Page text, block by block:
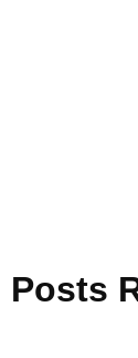
Posts